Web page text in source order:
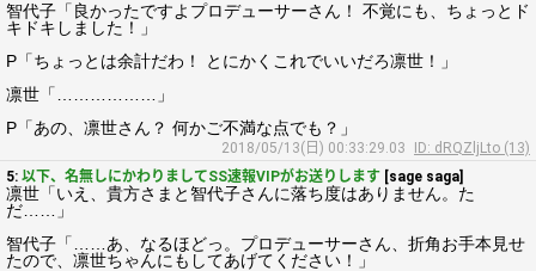
智代子「良かったですよプロデューサーさん！ 不覚にも、ちょっとド
キドキしました！」
P「ちょっとは余計だわ！ とにかくこれでいいだろ凛世！」
凛世「………………」
P「あの、凛世さん？ 何かご不満な点でも？」
2018/05/13(日) 00:33:29.03
ID: dRQZljLto (13)
5: 以下、名無しにかわりましてSS速報VIPがお送りします [sage saga]
凛世「いえ、貴方さまと智代子さんに落ち度はありません。た
だ……」
智代子「……あ、なるほどっ。プロデューサーさん、折角お手本見せ
たので、凛世ちゃんにもしてあげてください！」